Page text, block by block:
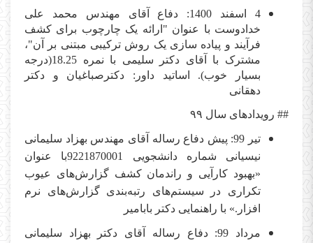
4 اسفند 1400: دفاع آقای مهندس محمد علی
خدادوست با عنوان "ارائه یک چارچوب برای کشف
فرآیند و پیاده سازی یک روش ترکیبی مبتنی بر آن"،
مشترک با آقای دکتر سلیمی با نمره 18.25(درجه
بسیار خوب). اساتید داور: دکترصباغیان و دکتر
دهقانی
## رویدادهای سال ۹۹
تیر 99: پیش دفاع رساله آقای مهندس بهزاد سلیمانی
نیسیانی شماره دانشجویی 9221870001با عنوان
«بهبود کارآیی و راندمان کشف گزارش‌های عیوب
تکراری در سیستم‌های رتبه‌بندی گزارش‌های نرم
افزار.» با راهنمایی دکتر بابامیر
مرداد 99: دفاع رساله آقای دکتر بهزاد سلیمانی